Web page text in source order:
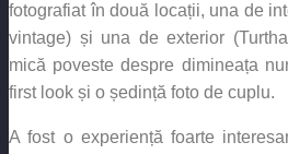
fotografiat în două locații, una de
vintage) și una de exterior
mică poveste despre dimineața
first look și o ședință foto de cuplu.
A fost o experiență foarte